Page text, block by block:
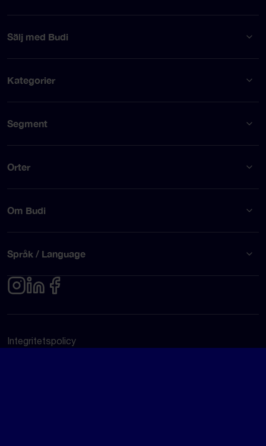
Sälj med Budi
Kategorier
Segment
Orter
Om Budi
Språk / Language
Integritetspolicy